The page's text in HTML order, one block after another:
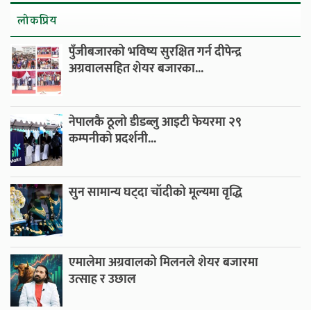
लाेकप्रिय
पुँजीबजारको भविष्य सुरक्षित गर्न दीपेन्द्र
अग्रवालसहित शेयर बजारका...
नेपालकै ठूलो डीडब्लु आइटी फेयरमा २९
कम्पनीको प्रदर्शनी...
सुन सामान्य घट्दा चाँदीको मूल्यमा वृद्धि
एमालेमा अग्रवालको मिलनले शेयर बजारमा
उत्साह र उछाल